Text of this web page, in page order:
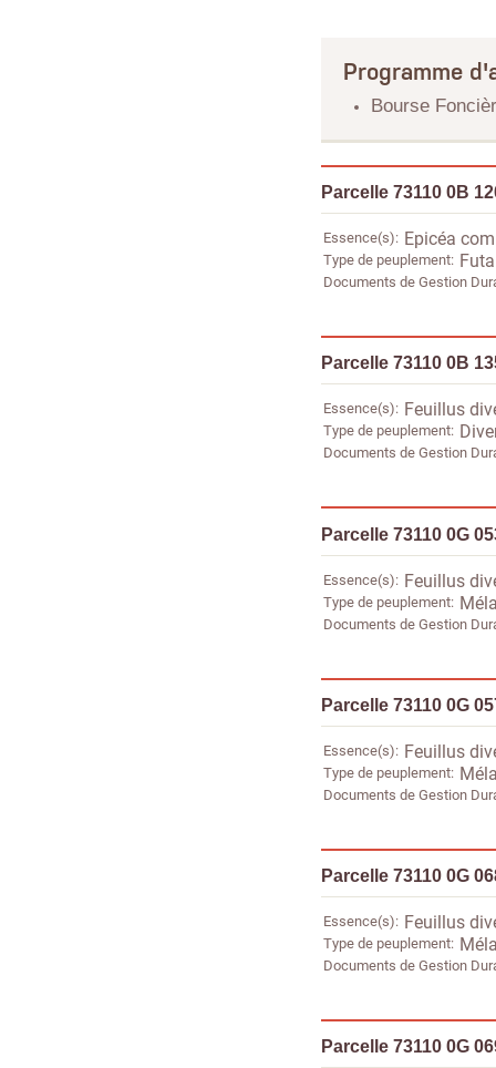
Programme
Bourse
Parcelle 73110 0B
Essence(s) Epicéa
Type de peuplement
Documents de Gestion
Parcelle 73110 0B
Essence(s) Feuillus
Type de peuplement
Documents de Gestion
Parcelle 73110 0G
Essence(s) Feuillus
Type de peuplement
Documents de Gestion
Parcelle 73110 0G
Essence(s) Feuillus
Type de peuplement
Documents de Gestion
Parcelle 73110 0G
Essence(s) Feuillus
Type de peuplement
Documents de Gestion
Parcelle 73110 0G